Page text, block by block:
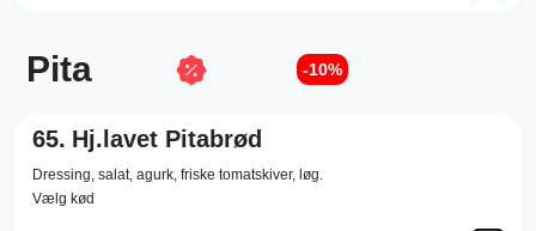
Pita -10%
65. Hj.lavet Pitabrød
Dressing, salat, agurk, friske tomatskiver, løg.
Vælg kød